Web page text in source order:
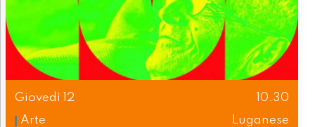
Giovedì 12
10.30
Arte
Luganese